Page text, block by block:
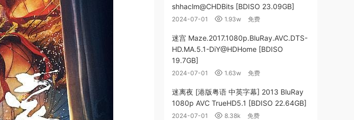
shhaclm@CHDBits [BDISO 23.09GB]
2024-07-01 1.93w 免费
迷宫 Maze.2017.1080p.BluRay.AVC.DTS-
HD.MA.5.1-DiY@HDHome [BDISO
19.7GB]
2024-07-01 1.63w 免费
迷离夜 [港版粤语 中英字幕] 2013 BluRay
1080p AVC TrueHD5.1 [BDISO 22.64GB]
2024-07-01 8.38k 免费